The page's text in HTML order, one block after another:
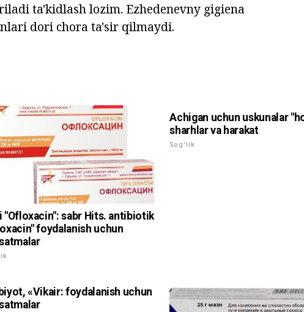
ta'kidlash lozim. Ezhedenevny gigiena
dori chora ta'sir qilmaydi.
"Ofloxacin": sabr Hits. antibiotik
foydalanish uchun
Achigan uchun uskunalar
sharhlar va harakat
Sog'lik
«Vikair: foydalanish uchun